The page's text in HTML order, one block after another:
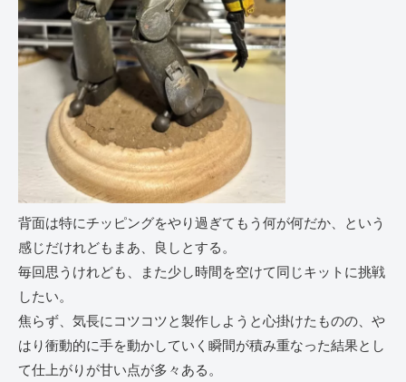
背面は特にチッピングをやり過ぎてもう何が何だか、という
感じだけれどもまあ、良しとする。
毎回思うけれども、また少し時間を空けて同じキットに挑戦
したい。
焦らず、気長にコツコツと製作しようと心掛けたものの、や
はり衝動的に手を動かしていく瞬間が積み重なった結果とし
て仕上がりが甘い点が多々ある。